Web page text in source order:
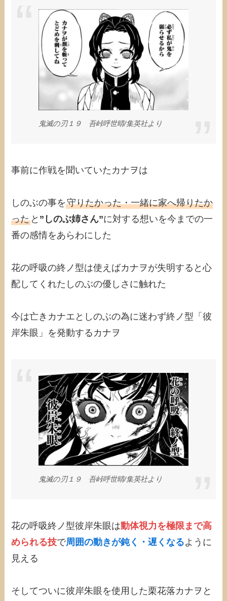
鬼滅の刃１９ 吾峠呼世晴/集英社より
事前に作戦を聞いていたカナヲは
しのぶの事を守りたかった・一緒に家へ帰りたか
った と ”しのぶ姉さん”に対する想いを今までの一
番の感情をあらわにした
花の呼吸の終ノ型は使えばカナヲが失明すると心
配してくれたしのぶの優しさに触れた
今は亡きカナエとしのぶの為に迷わず終ノ型「彼
岸朱眼」を発動するカナヲ
鬼滅の刃１９ 吾峠呼世晴/集英社より
花の呼吸終ノ型彼岸朱眼は動体視力を極限まで高
められる技で周囲の動きが鈍く・遅くなるように
見える
そしてついに彼岸朱眼を使用した栗花落カナヲと